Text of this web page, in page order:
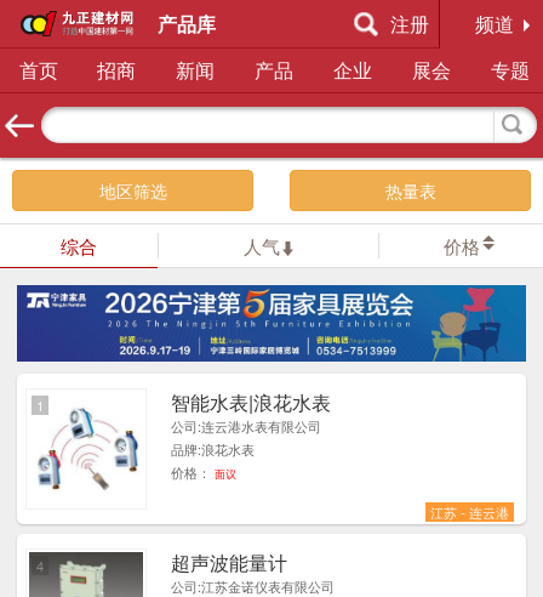
产品库 注册
频道
首页
招商 新闻 产品 企业 展会 专题
地区筛选 热量表
综合 人气 价格
智能水表|浪花水表
公司:连云港水表有限公司
品牌:浪花水表
价格：
面议
江苏 - 连云港
1
超声波能量计
公司:江苏金诺仪表有限公司
4